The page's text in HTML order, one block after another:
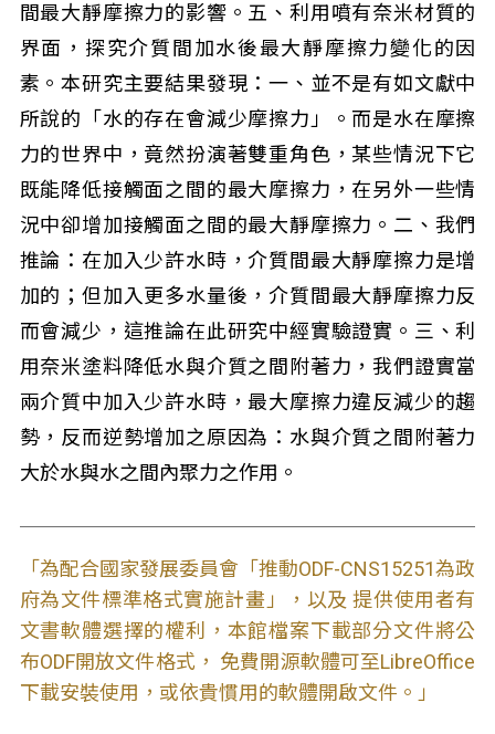
間最大靜摩擦力的影響。五、利用噴有奈米材質的
界面，探究介質間加水後最大靜摩擦力變化的因
素。本研究主要結果發現：一、並不是有如文獻中
所說的「水的存在會減少摩擦力」。而是水在摩擦
力的世界中，竟然扮演著雙重角色，某些情況下它
既能降低接觸面之間的最大摩擦力，在另外一些情
況中卻增加接觸面之間的最大靜摩擦力。二、我們
推論：在加入少許水時，介質間最大靜摩擦力是增
加的；但加入更多水量後，介質間最大靜摩擦力反
而會減少，這推論在此研究中經實驗證實。三、利
用奈米塗料降低水與介質之間附著力，我們證實當
兩介質中加入少許水時，最大摩擦力違反減少的趨
勢，反而逆勢增加之原因為：水與介質之間附著力
大於水與水之間內聚力之作用。
「為配合國家發展委員會「推動ODF-CNS15251為政
府為文件標準格式實施計畫」，以及 提供使用者有
文書軟體選擇的權利，本館檔案下載部分文件將公
布ODF開放文件格式， 免費開源軟體可至LibreOffice
下載安裝使用，或依貴慣用的軟體開啟文件。」